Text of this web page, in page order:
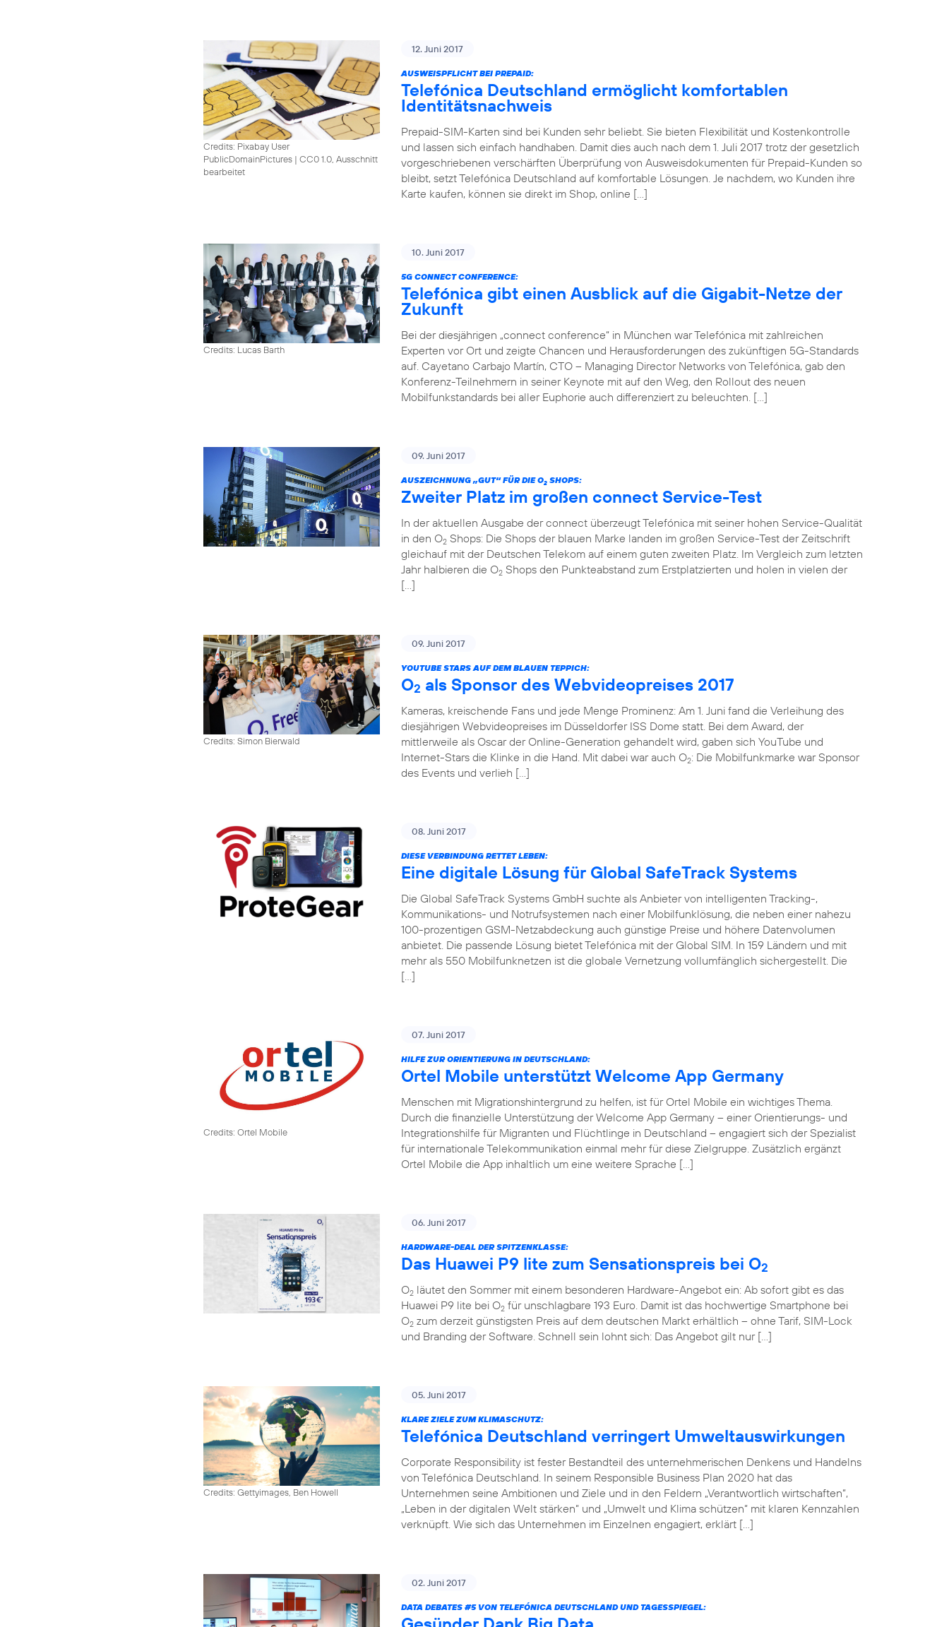
Credits: Pixabay User
PublicDomainPictures | CC0 1.0, Ausschnitt
bearbeitet
12. Juni 2017
AUSWEISPFLICHT BEI PREPAID:
Telefónica Deutschland ermöglicht komfortablen
Identitätsnachweis
Prepaid-SIM-Karten sind bei Kunden sehr beliebt. Sie bieten Flexibilität und Kostenkontrolle
und lassen sich einfach handhaben. Damit dies auch nach dem 1. Juli 2017 trotz der gesetzlich
vorgeschriebenen verschärften Überprüfung von Ausweisdokumenten für Prepaid-Kunden so
bleibt, setzt Telefónica Deutschland auf komfortable Lösungen. Je nachdem, wo Kunden ihre
Karte kaufen, können sie direkt im Shop, online […]
Credits: Lucas Barth
10. Juni 2017
5G CONNECT CONFERENCE:
Telefónica gibt einen Ausblick auf die Gigabit-Netze der
Zukunft
Bei der diesjährigen „connect conference“ in München war Telefónica mit zahlreichen
Experten vor Ort und zeigte Chancen und Herausforderungen des zukünftigen 5G-Standards
auf. Cayetano Carbajo Martín, CTO – Managing Director Networks von Telefónica, gab den
Konferenz-Teilnehmern in seiner Keynote mit auf den Weg, den Rollout des neuen
Mobilfunkstandards bei aller Euphorie auch differenziert zu beleuchten. […]
09. Juni 2017
AUSZEICHNUNG „GUT“ FÜR DIE O2 SHOPS:
Zweiter Platz im großen connect Service-Test
In der aktuellen Ausgabe der connect überzeugt Telefónica mit seiner hohen Service-Qualität
in den O2 Shops: Die Shops der blauen Marke landen im großen Service-Test der Zeitschrift
gleichauf mit der Deutschen Telekom auf einem guten zweiten Platz. Im Vergleich zum letzten
Jahr halbieren die O2 Shops den Punkteabstand zum Erstplatzierten und holen in vielen der
[…]
Credits: Simon Bierwald
09. Juni 2017
YOUTUBE STARS AUF DEM BLAUEN TEPPICH:
O2 als Sponsor des Webvideopreises 2017
Kameras, kreischende Fans und jede Menge Prominenz: Am 1. Juni fand die Verleihung des
diesjährigen Webvideopreises im Düsseldorfer ISS Dome statt. Bei dem Award, der
mittlerweile als Oscar der Online-Generation gehandelt wird, gaben sich YouTube und
Internet-Stars die Klinke in die Hand. Mit dabei war auch O2: Die Mobilfunkmarke war Sponsor
des Events und verlieh […]
08. Juni 2017
DIESE VERBINDUNG RETTET LEBEN:
Eine digitale Lösung für Global SafeTrack Systems
Die Global SafeTrack Systems GmbH suchte als Anbieter von intelligenten Tracking-,
Kommunikations- und Notrufsystemen nach einer Mobilfunklösung, die neben einer nahezu
100-prozentigen GSM-Netzabdeckung auch günstige Preise und höhere Datenvolumen
anbietet. Die passende Lösung bietet Telefónica mit der Global SIM. In 159 Ländern und mit
mehr als 550 Mobilfunknetzen ist die globale Vernetzung vollumfänglich sichergestellt. Die
[…]
Credits: Ortel Mobile
07. Juni 2017
HILFE ZUR ORIENTIERUNG IN DEUTSCHLAND:
Ortel Mobile unterstützt Welcome App Germany
Menschen mit Migrationshintergrund zu helfen, ist für Ortel Mobile ein wichtiges Thema.
Durch die finanzielle Unterstützung der Welcome App Germany – einer Orientierungs- und
Integrationshilfe für Migranten und Flüchtlinge in Deutschland – engagiert sich der Spezialist
für internationale Telekommunikation einmal mehr für diese Zielgruppe. Zusätzlich ergänzt
Ortel Mobile die App inhaltlich um eine weitere Sprache […]
06. Juni 2017
HARDWARE-DEAL DER SPITZENKLASSE:
Das Huawei P9 lite zum Sensationspreis bei O2
O2 läutet den Sommer mit einem besonderen Hardware-Angebot ein: Ab sofort gibt es das
Huawei P9 lite bei O2 für unschlagbare 193 Euro. Damit ist das hochwertige Smartphone bei
O2 zum derzeit günstigsten Preis auf dem deutschen Markt erhältlich – ohne Tarif, SIM-Lock
und Branding der Software. Schnell sein lohnt sich: Das Angebot gilt nur […]
Credits: Gettyimages, Ben Howell
05. Juni 2017
KLARE ZIELE ZUM KLIMASCHUTZ:
Telefónica Deutschland verringert Umweltauswirkungen
Corporate Responsibility ist fester Bestandteil des unternehmerischen Denkens und Handelns
von Telefónica Deutschland. In seinem Responsible Business Plan 2020 hat das
Unternehmen seine Ambitionen und Ziele und in den Feldern „Verantwortlich wirtschaften“,
„Leben in der digitalen Welt stärken“ und „Umwelt und Klima schützen“ mit klaren Kennzahlen
verknüpft. Wie sich das Unternehmen im Einzelnen engagiert, erklärt […]
02. Juni 2017
DATA DEBATES #5VON TELEFÓNICA DEUTSCHLAND UND TAGESSPIEGEL: